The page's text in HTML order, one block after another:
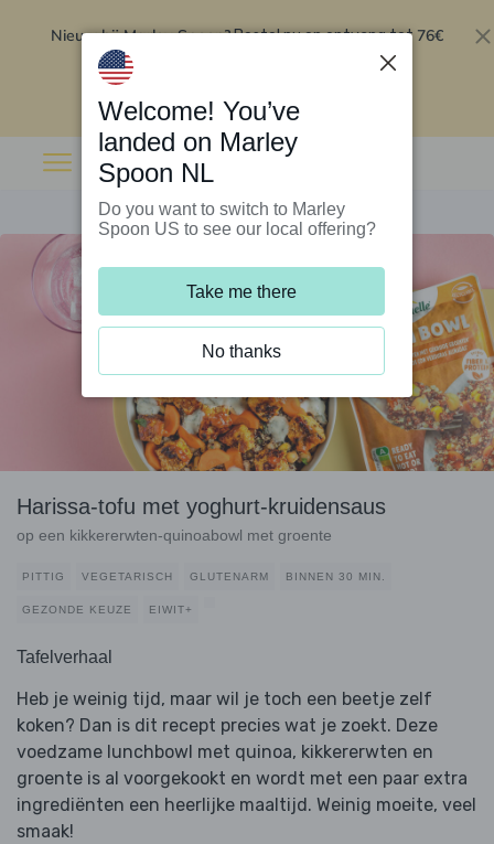
Nieuw bij Marley Spoon?Bestel nu en ontvang tot 76€
Harissa-tofu met yoghurt-kruidensaus
op een kikkererwten-quinoabowl met groente
PITTIG VEGETARISCH GLUTENARM BINNEN 30 MIN.
GEZONDE KEUZE EIWIT+
Tafelverhaal
Heb je weinig tijd, maar wil je toch een beetje zelf
koken? Dan is dit recept precies wat je zoekt. Deze
voedzame lunchbowl met quinoa, kikkererwten en
groente is al voorgekookt en wordt met een paar extra
ingrediënten een heerlijke maaltijd. Weinig moeite, veel
smaak!
Welcome! You’ve
landed on Marley
Spoon NL
Do you want to switch to Marley
Spoon US to see our local offering?
Take me there
No thanks